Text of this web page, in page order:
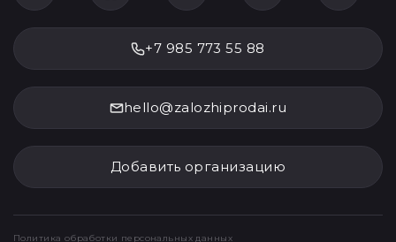
+7 985 773 55 88
hello@zalozhiprodai.ru
Добавить организацию
Политика обработки персональных данных